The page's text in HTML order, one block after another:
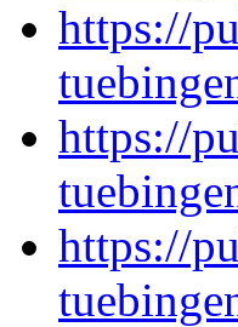
https://
https://
https://